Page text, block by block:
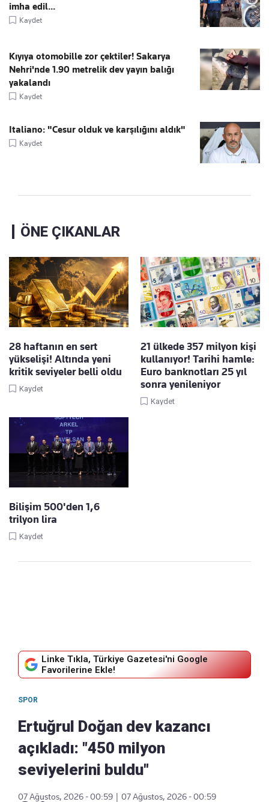
imha edil...
Kaydet
Kıyıya otomobille zor çektiler! Sakarya
Nehri'nde 1.90 metrelik dev yayın balığı
yakalandı
Kaydet
Italiano: "Cesur olduk ve karşılığını aldık"
Kaydet
ÖNE ÇIKANLAR
28 haftanın en sert
yükselişi! Altında yeni
kritik seviyeler belli oldu
Kaydet
21 ülkede 357 milyon kişi
kullanıyor! Tarihi hamle:
Euro banknotları 25 yıl
sonra yenileniyor
Kaydet
Bilişim 500'den 1,6
trilyon lira
Kaydet
Linke Tıkla, Türkiye Gazetesi'ni Google
Favorilerine Ekle!
SPOR
Ertuğrul Doğan dev kazancı
açıkladı: "450 milyon
seviyelerini buldu"
07 Ağustos, 2026 - 00:59
07 Ağustos, 2026 - 00:59